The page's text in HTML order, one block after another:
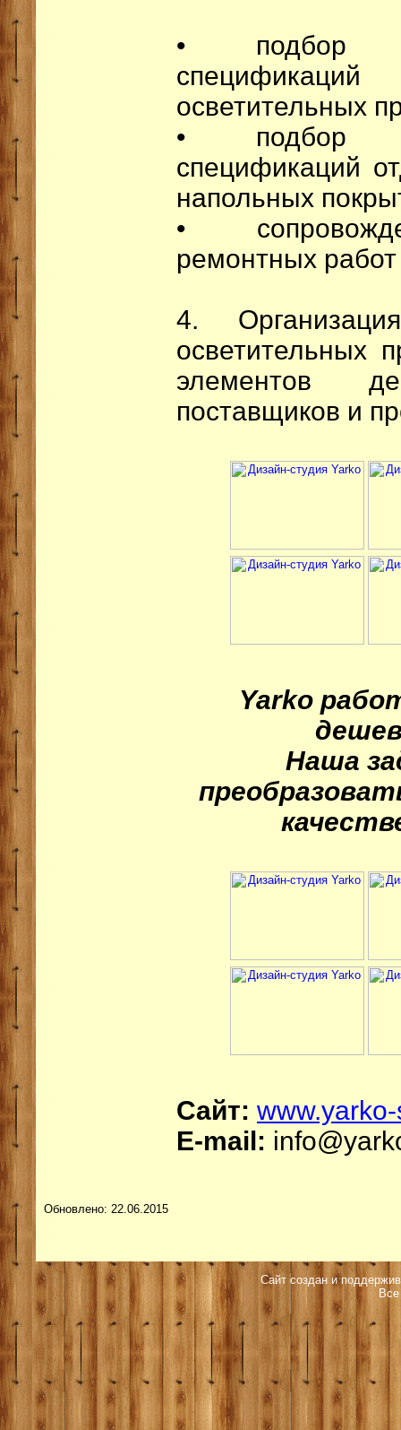
• подбор
осветительных
• подбор
спецификаций
напольных
•
ремонтных работ
4.
осветительных
элементов
поставщиков и
Yarko
Наша
Сайт:
E-mail:
Обновлено: 22.06.2015
Сайт создан и